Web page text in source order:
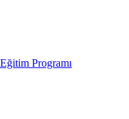
Programı